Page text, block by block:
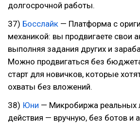
долгосрочной работы.
37) Босслайк — Платформа с
механикой: вы продвигаете свои
выполняя задания других и
Можно продвигаться без
старт для новичков, которые
охваты без вложений.
38) Юни — Микробиржа реальных
действия — вручную, без ботов и